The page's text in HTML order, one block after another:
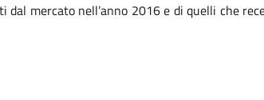
mercato nell’anno 2016 e di quelli che